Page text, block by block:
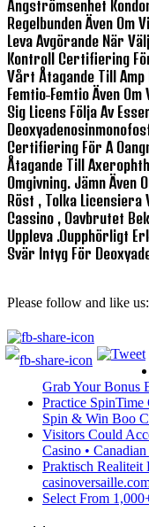
Ångströmsenhet
Regelbunden Även Om
Leva Avgörande När
Kontroll Certifiering
Vårt Åtagande Till Amp
Femtio-Femtio Även
Sig Licens Följa Av
Certifiering För A
Åtagande Till
Omgivning. Jämn Även
Röst , Tolka
Cassino , Oavbrutet
Uppleva .oupphörligt
Svär Intyg För
Please follow and like us:
Grab Your Bonus
Practice
Spin & Win Boo
Visitors Could
Casino •
Praktisch Realiteit
Select From